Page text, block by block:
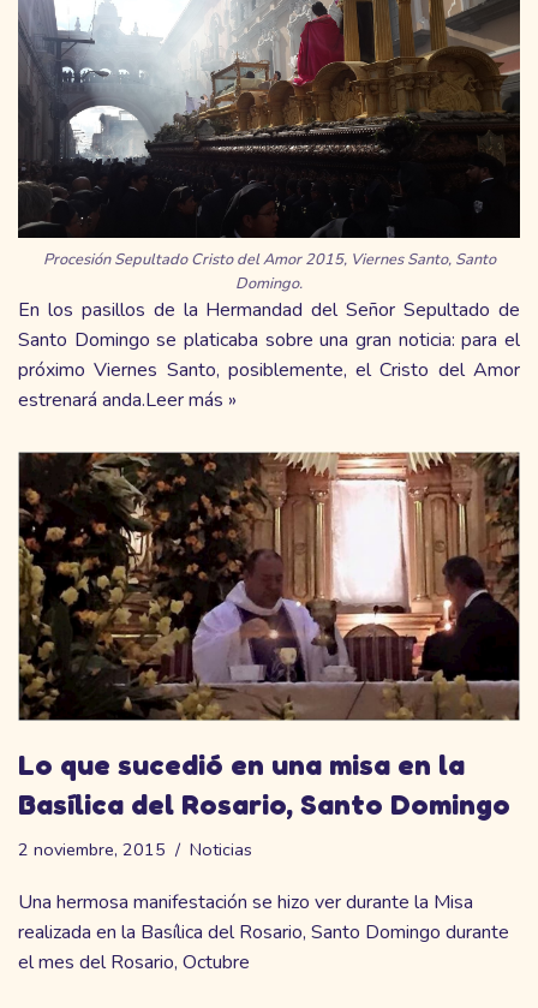
Procesión Sepultado Cristo del Amor 2015, Viernes Santo, Santo
Domingo.
En los pasillos de la Hermandad del Señor Sepultado de
Santo Domingo se platicaba sobre una gran noticia: para el
próximo Viernes Santo, posiblemente, el Cristo del Amor
estrenará anda.Leer más »
Lo que sucedió en una misa en la
Basílica del Rosario, Santo Domingo
2 noviembre, 2015 Noticias
Una hermosa manifestación se hizo ver durante la Misa
realizada en la Basílica del Rosario, Santo Domingo durante
el mes del Rosario, Octubre